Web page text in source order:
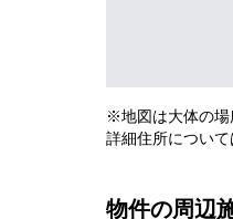
※地図は大体の場
詳細住所について
物件の周辺